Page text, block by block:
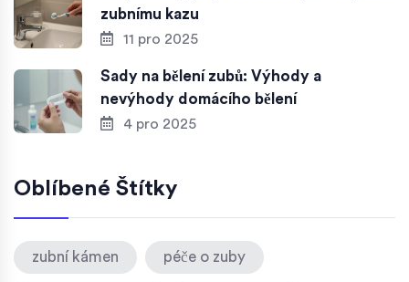
zubnímu kazu
11 pro 2025
Sady na bělení zubů: Výhody a
nevýhody domácího bělení
4 pro 2025
Oblíbené Štítky
zubní kámen péče o zuby